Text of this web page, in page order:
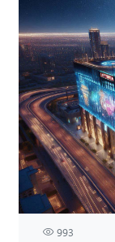
993